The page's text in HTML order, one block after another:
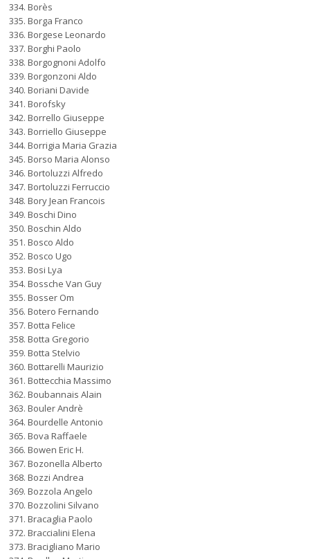
Borès
Borga Franco
Borgese Leonardo
Borghi Paolo
Borgognoni Adolfo
Borgonzoni Aldo
Boriani Davide
Borofsky
Borrello Giuseppe
Borriello Giuseppe
Borrigia Maria Grazia
Borso Maria Alonso
Bortoluzzi Alfredo
Bortoluzzi Ferruccio
Bory Jean Francois
Boschi Dino
Boschin Aldo
Bosco Aldo
Bosco Ugo
Bosi Lya
Bossche Van Guy
Bosser Om
Botero Fernando
Botta Felice
Botta Gregorio
Botta Stelvio
Bottarelli Maurizio
Bottecchia Massimo
Boubannais Alain
Bouler Andrè
Bourdelle Antonio
Bova Raffaele
Bowen Eric H.
Bozonella Alberto
Bozzi Andrea
Bozzola Angelo
Bozzolini Silvano
Bracaglia Paolo
Braccialini Elena
Bracigliano Mario